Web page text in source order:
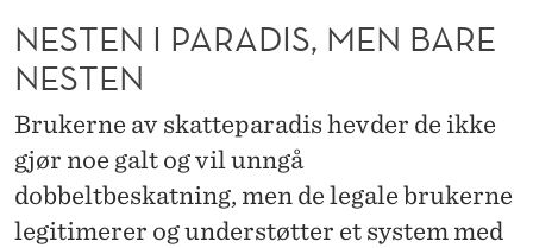
R
A
D
S
NESTEN I PARADIS, MEN BARE
NESTEN
Brukerne av skatteparadis hevder de ikke
gjør noe galt og vil unngå
dobbeltbeskatning, men de legale brukerne
legitimerer og understøtter et system med